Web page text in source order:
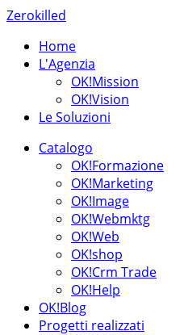
Zerokilled
Home
L'Agenzia
OK!Mission
OK!Vision
Le Soluzioni
Catalogo
OK!Formazione
OK!Marketing
OK!Image
OK!Webmktg
OK!Web
OK!shop
OK!Crm Trade
OK!Help
OK!Blog
Progetti realizzati